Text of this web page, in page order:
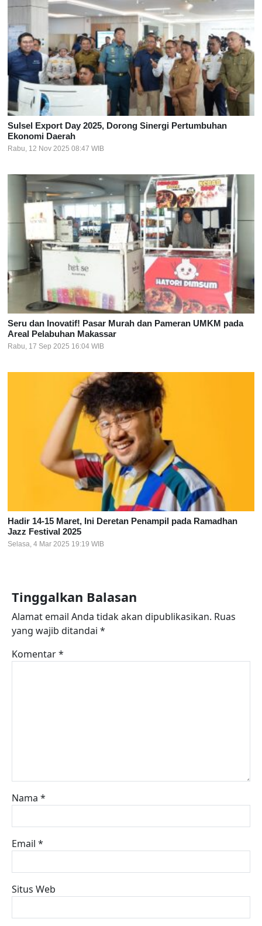
Sulsel Export Day 2025, Dorong Sinergi Pertumbuhan
Ekonomi Daerah
Rabu, 12 Nov 2025 08:47 WIB
Seru dan Inovatif! Pasar Murah dan Pameran UMKM pada
Areal Pelabuhan Makassar
Rabu, 17 Sep 2025 16:04 WIB
Hadir 14-15 Maret, Ini Deretan Penampil pada Ramadhan
Jazz Festival 2025
Selasa, 4 Mar 2025 19:19 WIB
Tinggalkan Balasan
Alamat email Anda tidak akan dipublikasikan. Ruas
yang wajib ditandai *
Komentar*
Nama *
Email *
Situs Web